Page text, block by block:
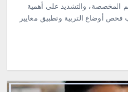
المخصصة، والتشديد على أهمية
فحص أوضاع التربية وتطبيق معايير
8, 2026